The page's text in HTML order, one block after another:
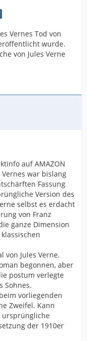
Vernes Tod von
wurde.
von Jules Verne
auf AMAZON
war bislang
Fassung
Version des
selbst es erdacht
von Franz
ganze Dimension
von Jules Verne.
begonnen, aber
postum verlegte
Sohnes.
vorliegenden
Zweifel. Kann
ursprüngliche
der 1910er